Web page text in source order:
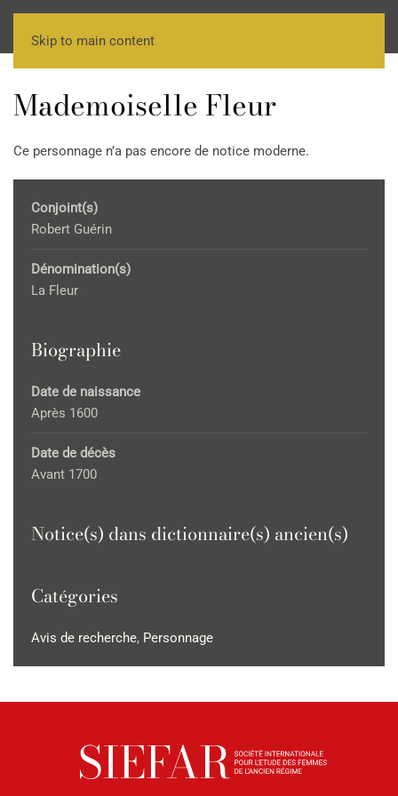
Skip to main content
Mademoiselle Fleur
Ce personnage n’a pas encore de notice moderne.
Conjoint(s)
Robert Guérin
Dénomination(s)
La Fleur
Biographie
Date de naissance
Après 1600
Date de décès
Avant 1700
Notice(s) dans dictionnaire(s) ancien(s)
Catégories
Avis de recherche, Personnage